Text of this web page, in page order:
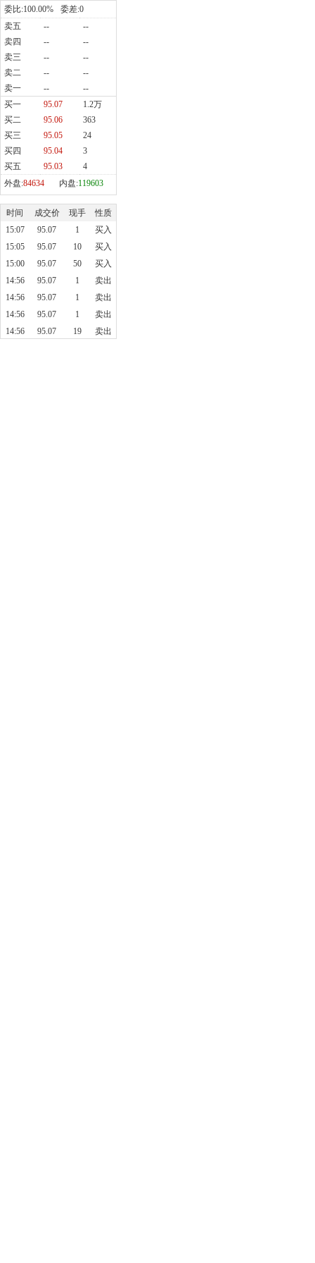
委比:100.00% 委差:0
卖五
--
--
卖四
--
--
卖三
--
--
卖二
--
--
卖一
--
--
买一
95.07
1.2万
买二
95.06
363
买三
95.05
24
买四
95.04
3
买五
95.03
4
外盘:84634 内盘:119603
时间 成交价 现手
性质
15:07
95.07 1
买入
15:05
95.07 10
买入
15:00
95.07 50
买入
14:56
95.07 1
卖出
14:56
95.07 1
卖出
14:56
95.07 1
卖出
14:56
95.07 19 卖出